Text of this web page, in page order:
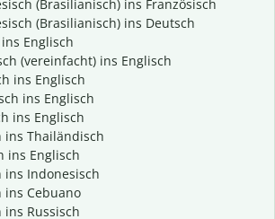
(Brasilianisch) ins Französisch
(Brasilianisch) ins Deutsch
Englisch
(vereinfacht) ins Englisch
ins Englisch
ins Englisch
ins Englisch
ins Thailändisch
ins Englisch
ins Indonesisch
ins Cebuano
ins Russisch